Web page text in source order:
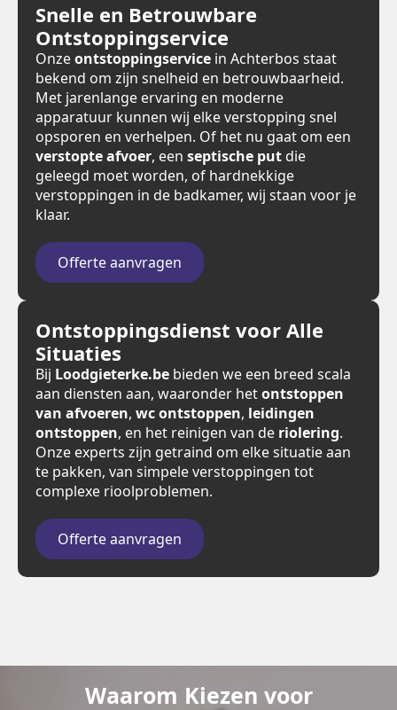
Snelle en Betrouwbare
Ontstoppingservice
Onzeontstoppingservice in Achterbos staat
bekend om zijn snelheid en betrouwbaarheid.
Met jarenlange ervaring en moderne
apparatuur kunnen wij elke verstopping snel
opsporen en verhelpen. Of het nu gaat om een
verstopte afvoer, een septische put die
geleegd moet worden, of hardnekkige
verstoppingen in de badkamer, wij staan voor je
klaar.
Offerte aanvragen
Ontstoppingsdienst voor Alle
Situaties
Bij Loodgieterke.be bieden we een breed scala
aan diensten aan, waaronder hetontstoppen
van afvoeren, wc ontstoppen, leidingen
ontstoppen, en het reinigen van de riolering.
Onze experts zijn getraind om elke situatie aan
te pakken, van simpele verstoppingen tot
complexe rioolproblemen.
Offerte aanvragen
Waarom Kiezen voor